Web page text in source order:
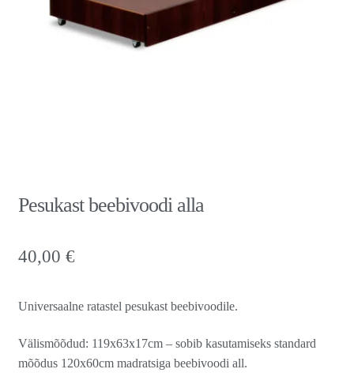
Pesukast beebivoodi alla
40,00 €
Universaalne ratastel pesukast beebivoodile.
Välismõõdud: 119x63x17cm – sobib kasutamiseks standard
mõõdus 120x60cm madratsiga beebivoodi all.